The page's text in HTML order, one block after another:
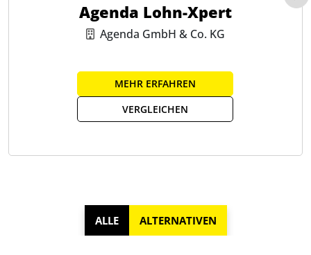
Arbeitgeberattraktivität steigert.
Agenda Lohn-Xpert
Agenda GmbH & Co. KG
MEHR ERFAHREN
VERGLEICHEN